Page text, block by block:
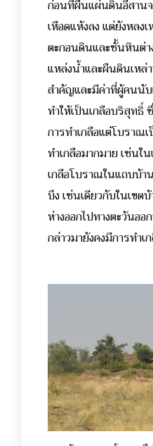
ก่อนที่ผืนแผ่นดินอีสาน
เหือดแห้งลง แต่ยังหลง
ตะกอนดินและชั้นหินต่า
แหล่งน้ำและผืนดินเห
สำคัญและมีค่าที่ผู้คนนับ
ทำให้เป็นเกลือบริสุทธิ์
การทำเกลือแต่โบราณ
ทำเกลือมากมาย เช่น
เกลือโบราณในแถบบ้
บึง เช่นเดียวกับในเขต
ห่างออกไปทางตะวันอ
กล่าวมายังคงมีการทำ